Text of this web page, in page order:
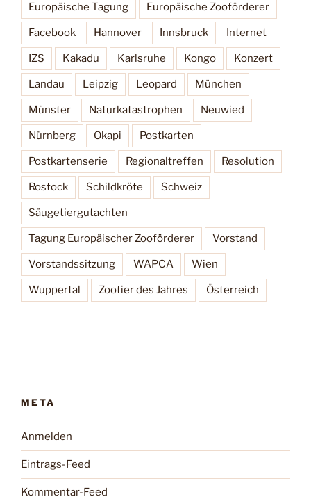
Europäische Tagung Europäische Zooförderer
Facebook Hannover Innsbruck Internet
IZS Kakadu Karlsruhe Kongo Konzert
Landau Leipzig Leopard München
Münster Naturkatastrophen Neuwied
Nürnberg Okapi Postkarten
Postkartenserie Regionaltreffen Resolution
Rostock Schildkröte Schweiz
Säugetiergutachten
Tagung Europäischer Zooförderer Vorstand
Vorstandssitzung WAPCA Wien
Wuppertal Zootier des Jahres Österreich
META
Anmelden
Eintrags-Feed
Kommentar-Feed